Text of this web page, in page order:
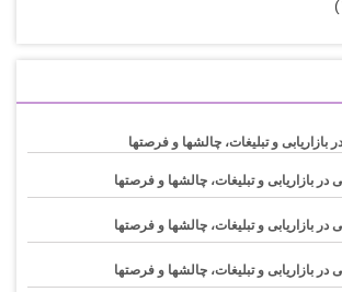
و تبلیغات، چالشها و فرصتها
بازاریابی و تبلیغات، چالشها و فرصتها
بازاریابی و تبلیغات، چالشها و فرصتها
بازاریابی و تبلیغات، چالشها و فرصتها